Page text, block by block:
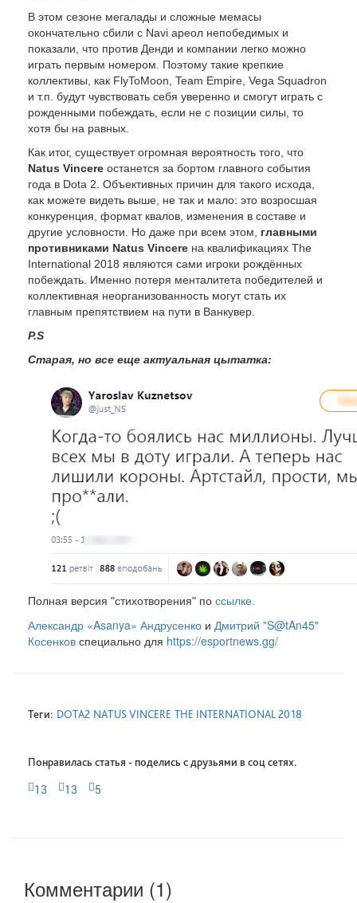
В этом сезоне мегалады и сложные мемасы
окончательно сбили с Navi ареол непобедимых и
показали, что против Денди и компании легко можно
играть первым номером. Поэтому такие крепкие
коллективы, как FlyToMoon, Team Empire, Vega Squadron
и т.п. будут чувствовать себя уверенно и смогут играть с
рожденными побеждать, если не с позиции силы, то
хотя бы на равных.
Как итог, существует огромная вероятность того, что
Natus Vincere останется за бортом главного события
года в Dota 2. Объективных причин для такого исхода,
как можете видеть выше, не так и мало: это возросшая
конкуренция, формат квалов, изменения в составе и
другие условности. Но даже при всем этом, главными
противниками Natus Vincere на квалификациях The
International 2018 являются сами игроки рождённых
побеждать. Именно потеря менталитета победителей и
коллективная неорганизованность могут стать их
главным препятствием на пути в Ванкувер.
P.S
Старая, но все еще актуальная цытатка:
Полная версия "стихотворения" по ссылке.
Александр «Asanya» Андрусенко и Дмитрий "S@tAn45"
Косенков специально для https://esportnews.gg/
Теги: DOTA2 NATUS VINCERE THE INTERNATIONAL 2018
Понравилась статья - поделись с друзьями в соц сетях.
13 13 5
Комментарии (1)